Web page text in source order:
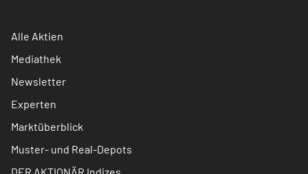
Alle Aktien
Mediathek
Newsletter
Experten
Marktüberblick
Muster- und Real-Depots